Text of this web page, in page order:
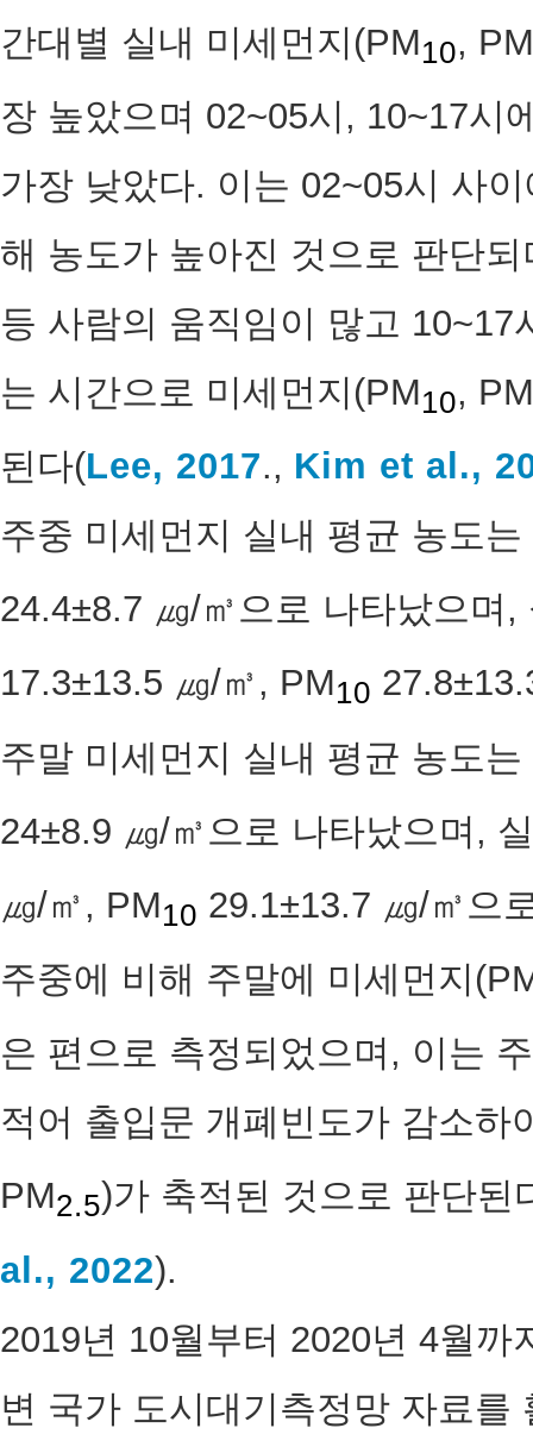
간대별 실내 미세먼지(PM10, PM
장 높았으며 02~05시, 10~17시
가장 낮았다. 이는 02~05시 사
해 농도가 높아진 것으로 판단
등 사람의 움직임이 많고
는 시간으로 미세먼지(PM10, PM
된다(Lee, 2017., Kim et al.,
주중 미세먼지 실내 평균 농도는
24.4±8.7 ㎍/㎥으로 나타났으며
17.3±13.5 ㎍/㎥, PM10
주말 미세먼지 실내 평균 농도는
24±8.9 ㎍/㎥으로 나타났으며,
㎍/㎥, PM10 29.1±13.7 ㎍/㎥으
주중에 비해 주말에 미세먼지
은 편으로 측정되었으며, 이는
적어 출입문 개폐빈도가 감소하
PM2.5)가 축적된 것으로 판단된
al., 2022).
2019년 10월부터 2020년 4월
변 국가 도시대기측정망 자료